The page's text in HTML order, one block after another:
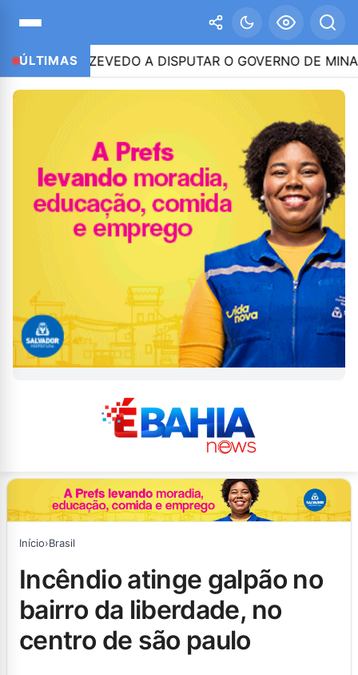
ÚLTIMAS
AZEVEDO A DISPUTAR O GOVERNO DE MINAS
Início›Brasil
incêndio atinge galpão no
bairro da liberdade, no
centro de são paulo